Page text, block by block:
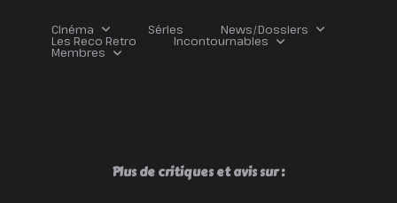
Cinéma Séries News/Dossiers
Les Reco Retro Incontournables
Membres
Plus de critiques et avis sur :